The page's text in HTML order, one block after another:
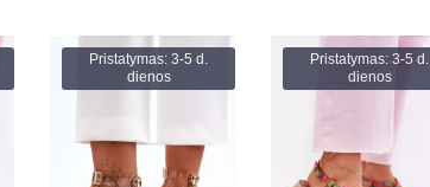
Pristatymas: 3-5 d.
dienos
Pristatymas: 3-5 d.
dienos